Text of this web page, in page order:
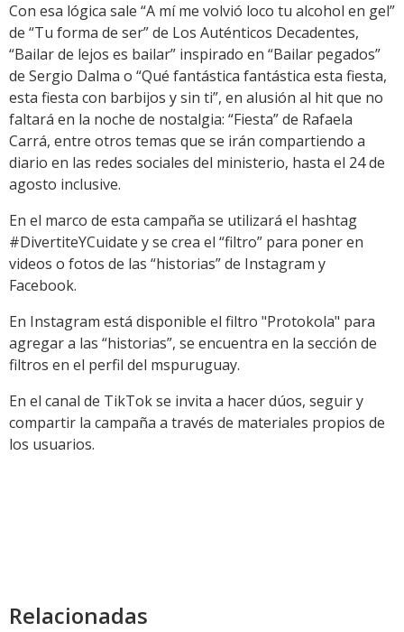
Con esa lógica sale “A mí me volvió loco tu alcohol en gel”
de “Tu forma de ser” de Los Auténticos Decadentes,
“Bailar de lejos es bailar” inspirado en “Bailar pegados”
de Sergio Dalma o “Qué fantástica fantástica esta fiesta,
esta fiesta con barbijos y sin ti”, en alusión al hit que no
faltará en la noche de nostalgia: “Fiesta” de Rafaela
Carrá, entre otros temas que se irán compartiendo a
diario en las redes sociales del ministerio, hasta el 24 de
agosto inclusive.
En el marco de esta campaña se utilizará el hashtag
#DivertiteYCuidate y se crea el “filtro” para poner en
videos o fotos de las “historias” de Instagram y
Facebook.
En Instagram está disponible el filtro "Protokola" para
agregar a las “historias”, se encuentra en la sección de
filtros en el perfil del mspuruguay.
En el canal de TikTok se invita a hacer dúos, seguir y
compartir la campaña a través de materiales propios de
los usuarios.
Relacionadas